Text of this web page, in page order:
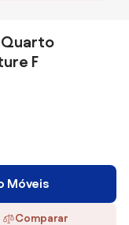
Quarto
F
Móveis
Comparar